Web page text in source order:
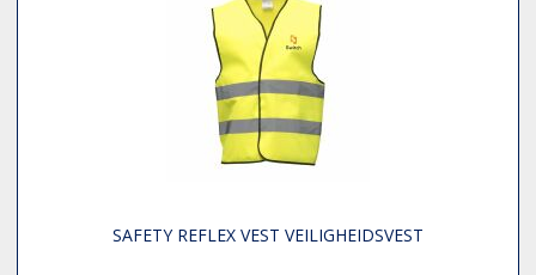
SAFETY REFLEX VEST VEILIGHEIDSVEST